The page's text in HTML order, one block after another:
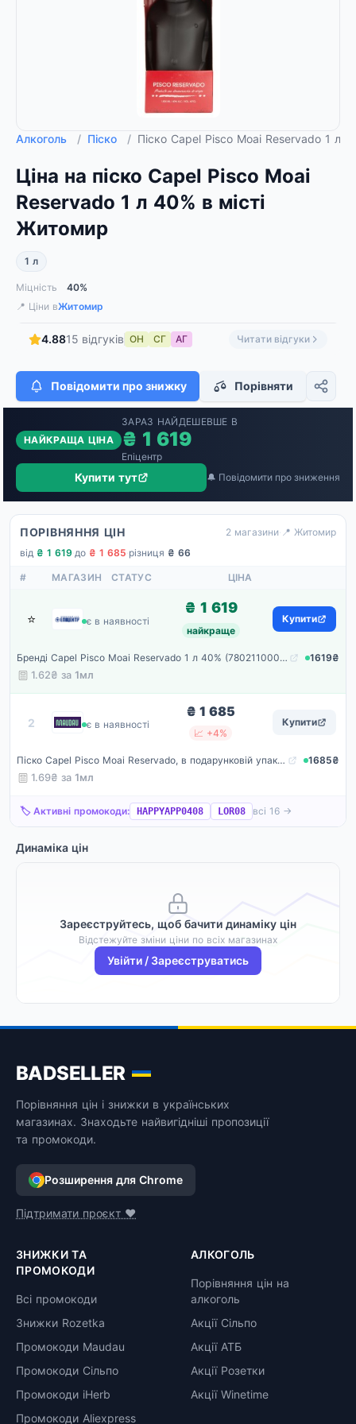
Алкоголь / Піско / Піско Capel Pisco Moai Reservado 1 л
Ціна на піско Capel Pisco Moai
Reservado 1 л 40% в місті
Житомир
1 л
Міцність
40%
📍 Ціни вЖитомир
4.8815 відгуків ОН СГ АГ Читати відгуки
Повідомити про знижку Порівняти
НАЙКРАЩА ЦІНА
ЗАРАЗ НАЙДЕШЕВШЕ В
₴ 1 619
Епіцентр
Купити тут 🔔 Повідомити про зниження
ПОРІВНЯННЯ ЦІН 2 магазини· 📍 Житомир
від ₴ 1 619·до ₴ 1 685·різниця ₴ 66
# МАГАЗИН СТАТУС ЦІНА
⭐ Епіцентр
є в наявності
₴ 1 619
найкраще
Купити
Бренді Capel Pisco Moai Reservado 1 л 40% (7802110002232)
1619₴
1.62₴ за 1мл
2 Maudau
є в наявності
₴ 1 685
📈 +4%
Купити
Піско Capel Pisco Moai Reservado, в подарунковій упаковці, 40%, 1 л
1685₴
1.69₴ за 1мл
🏷️ Активні промокоди: HAPPYAPP0408 LOR08 всі 16 →
Динаміка цін
Зареєструйтесь, щоб бачити динаміку цін
Відстежуйте зміни ціни по всіх магазинах
Увійти / Зареєструватись
BADSELLER
Порівняння цін і знижки в українських
магазинах. Знаходьте найвигідніші пропозиції
та промокоди.
Розширення для Chrome
Підтримати проєкт ❤️
ЗНИЖКИ ТА
ПРОМОКОДИ
Всі промокоди
Знижки Rozetka
Промокоди Maudau
Промокоди Сільпо
Промокоди iHerb
Промокоди Aliexpress
АЛКОГОЛЬ
Порівняння цін на
алкоголь
Акції Сільпо
Акції АТБ
Акції Розетки
Акції Winetime